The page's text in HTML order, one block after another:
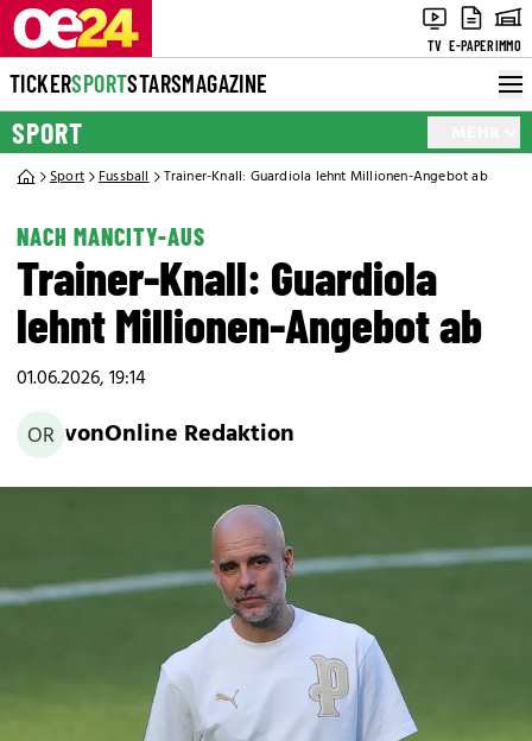
TV E-PAPERIMMO
TICKERSPORTSTARSMAGAZINE
SPORT
Sport Fussball Trainer-Knall: Guardiola lehnt Millionen-Angebot ab
NACH MANCITY-AUS
Trainer-Knall: Guardiola
lehnt Millionen-Angebot ab
01.06.2026, 19:14
OR vonOnline Redaktion